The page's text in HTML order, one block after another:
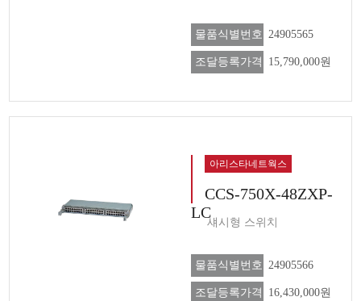
물품식별번호 24905565
조달등록가격 15,790,000원
아리스타네트웍스
CCS-750X-48ZXP-
LC
섀시형 스위치
물품식별번호 24905566
조달등록가격 16,430,000원